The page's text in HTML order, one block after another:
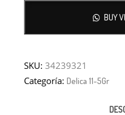
BUY
SKU:34239321
Categoría:Delica 11-5Gr